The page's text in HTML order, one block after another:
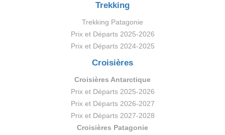
Trekking
Trekking Patagonie
Prix et Départs 2025-2026
Prix et Départs 2024-2025
Croisières
Croisières Antarctique
Prix et Départs 2025-2026
Prix et Départs 2026-2027
Prix et Départs 2027-2028
Croisières Patagonie